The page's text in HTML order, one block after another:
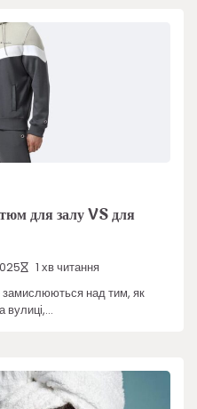
для залу VS для
1 хв читання
замислюються над тим, як
вулиці,…